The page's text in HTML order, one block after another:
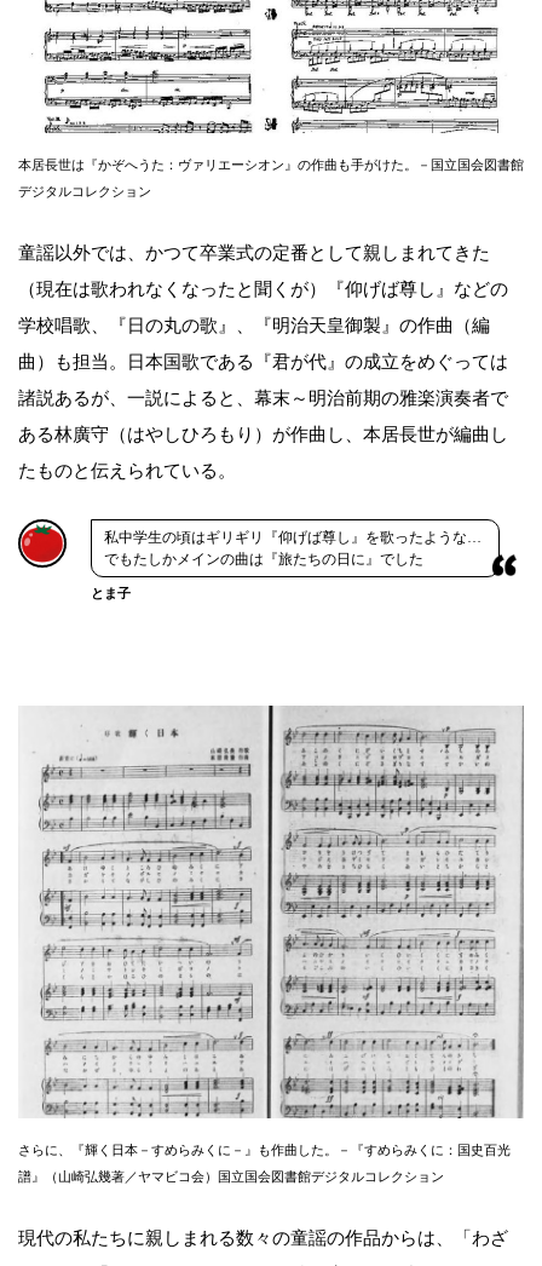
本居長世は『かぞへうた：ヴァリエーシオン』の作曲も手がけた。－国立国会図書館
デジタルコレクション
童謡以外では、かつて卒業式の定番として親しまれてきた
（現在は歌われなくなったと聞くが）『仰げば尊し』などの
学校唱歌、『日の丸の歌』、『明治天皇御製』の作曲（編
曲）も担当。日本国歌である『君が代』の成立をめぐっては
諸説あるが、一説によると、幕末～明治前期の雅楽演奏者で
ある林廣守（はやしひろもり）が作曲し、本居長世が編曲し
たものと伝えられている。
私中学生の頃はギリギリ『仰げば尊し』を歌ったような…
でもたしかメインの曲は『旅たちの日に』でした
とま子
さらに、『輝く日本－すめらみくに－』も作曲した。－『すめらみくに：国史百光
譜』（山崎弘幾著／ヤマビコ会）国立国会図書館デジタルコレクション
現代の私たちに親しまれる数々の童謡の作品からは、「わざ